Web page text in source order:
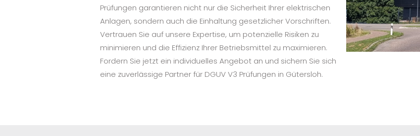
Prüfungen garantieren nicht nur die Sicherheit Ihrer elektrischen
Anlagen, sondern auch die Einhaltung gesetzlicher Vorschriften.
Vertrauen Sie auf unsere Expertise, um potenzielle Risiken zu
minimieren und die Effizienz Ihrer Betriebsmittel zu maximieren.
Fordern Sie jetzt ein individuelles Angebot an und sichern Sie sich
eine zuverlässige Partner für DGUV V3 Prüfungen in Gütersloh.